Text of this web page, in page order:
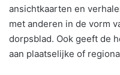
ansichtkaarten en
met anderen in de vorm
dorpsblad. Ook geeft de
aan plaatselijke of